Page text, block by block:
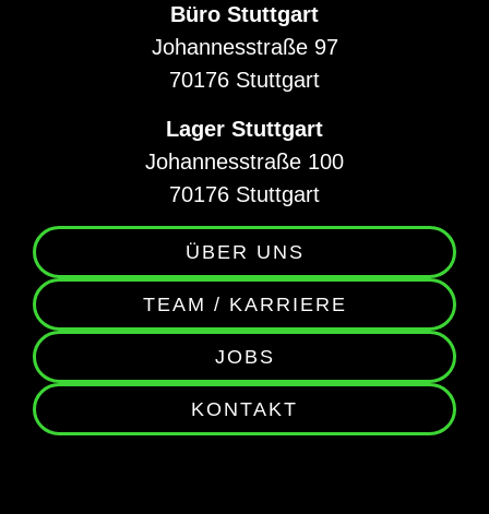
Büro Stuttgart
Johannesstraße 97
70176 Stuttgart
Lager Stuttgart
Johannesstraße 100
70176 Stuttgart
ÜBER UNS
TEAM / KARRIERE
JOBS
KONTAKT